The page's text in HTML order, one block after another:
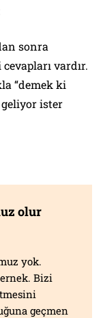
sonra
vardır.
“demek ki
ister
olur
yok.
Bizi
geçmen